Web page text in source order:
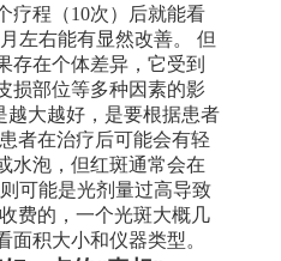
疗程（10次）后就能看
左右能有显然改善。 但
存在个体差异，它受到
损部位等多种因素的影
越大越好，是要根据患者
者在治疗后可能会有轻
水泡，但红斑通常会在
可能是光剂量过高导致
费的，一个光斑大概几
面积大小和仪器类型。